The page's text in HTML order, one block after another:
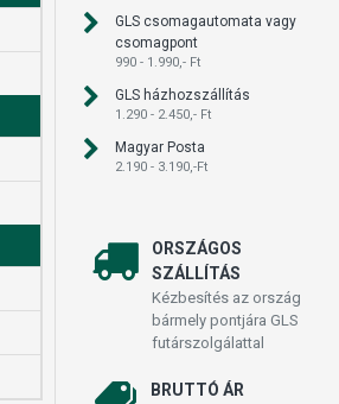
GLS csomagautomata vagy
csomagpont
990 - 1.990,- Ft
GLS házhozszállítás
1.290 - 2.450,- Ft
Magyar Posta
2.190 - 3.190,-Ft
ORSZÁGOS
SZÁLLÍTÁS
Kézbesítés az ország
bármely pontjára GLS
futárszolgálattal
BRUTTÓ ÁR